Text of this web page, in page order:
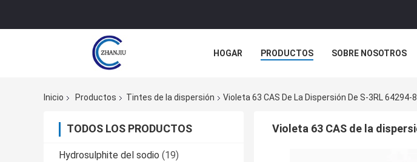
HOGAR PRODUCTOS SOBRE NOSOTROS
Inicio
Productos Tintes de la dispersión Violeta 63 CAS De La Dispersión De S-3RL 64294-
TODOS LOS PRODUCTOS
Hydrosulphite del sodio (19)
Violeta 63 CAS de la